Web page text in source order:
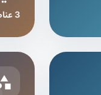
3 عناصر